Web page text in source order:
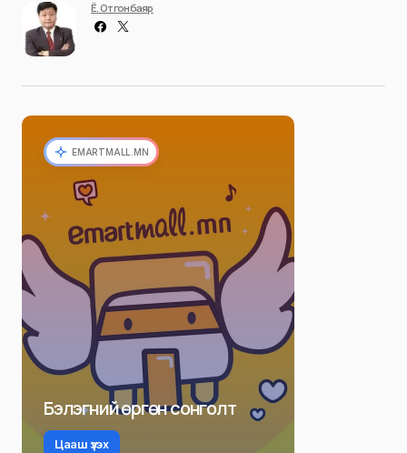
Ё. Отгонбаяр
EMARTMALL.MN
Бэлэгний өргөн сонголт
Цааш үзэх